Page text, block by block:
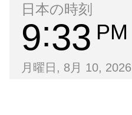
日本の時刻
9 33 PM
月曜日, 8月 10, 2026